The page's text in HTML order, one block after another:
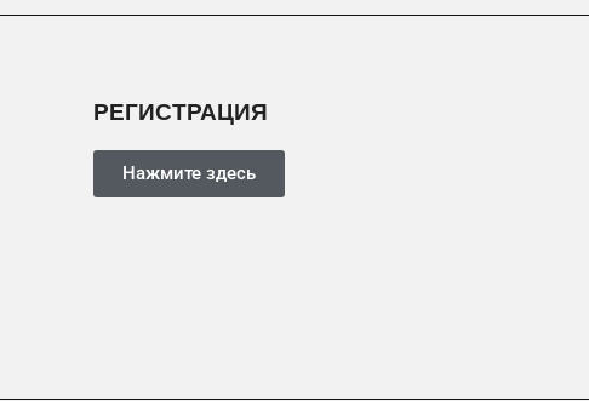
РЕГИСТРАЦИЯ
Нажмите здесь